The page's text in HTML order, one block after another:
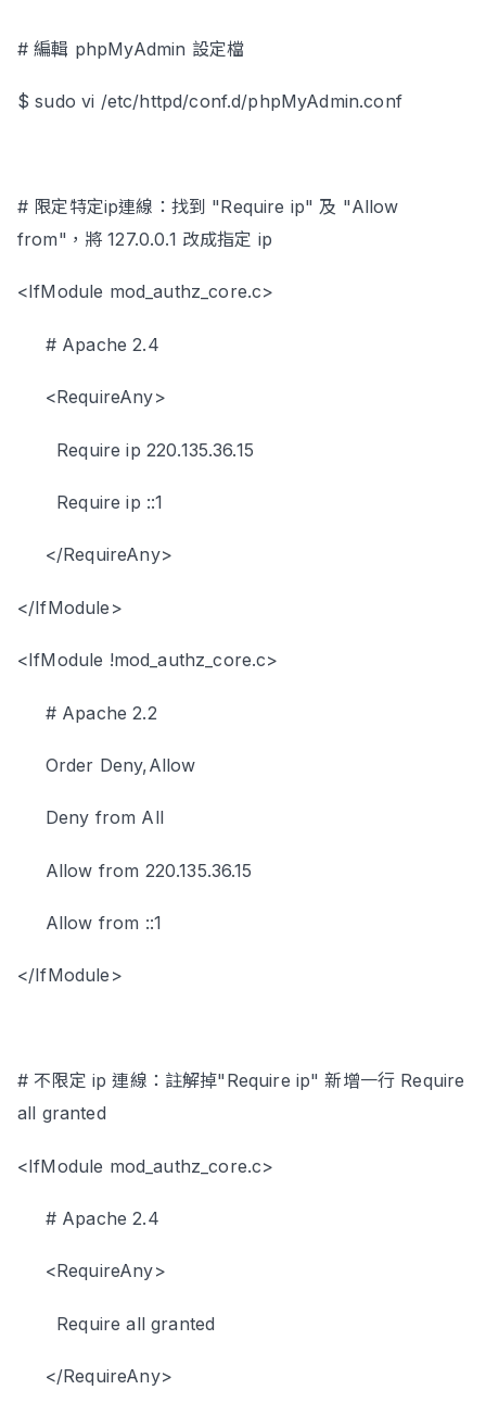
# 編輯 phpMyAdmin 設定檔
$ sudo vi /etc/httpd/conf.d/phpMyAdmin.conf
# 限定特定ip連線：找到 "Require ip" 及 "Allow
from"，將 127.0.0.1 改成指定 ip
<IfModule mod_authz_core.c>
# Apache 2.4
<RequireAny>
Require ip 220.135.36.15
Require ip ::1
</RequireAny>
</IfModule>
<IfModule !mod_authz_core.c>
# Apache 2.2
Order Deny,Allow
Deny from All
Allow from 220.135.36.15
Allow from ::1
</IfModule>
# 不限定 ip 連線：註解掉"Require ip" 新增一行 Require
all granted
<IfModule mod_authz_core.c>
# Apache 2.4
<RequireAny>
Require all granted
</RequireAny>